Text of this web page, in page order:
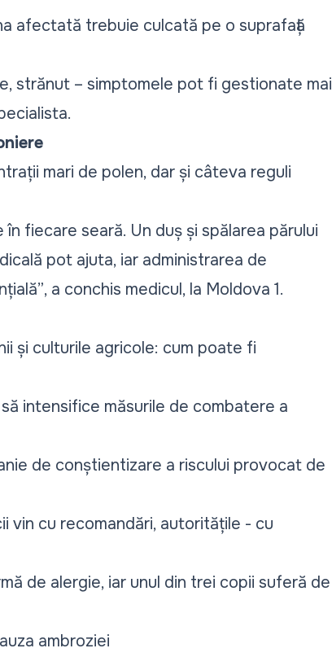
afectată trebuie culcată pe o suprafață
strănut – simptomele pot fi gestionate mai
mari de polen, dar și câteva reguli
fiecare seară. Un duș și spălarea părului
pot ajuta, iar administrarea de
, a conchis medicul, la Moldova 1.
și culturile agricole: cum poate fi
intensifice măsurile de combatere a
de conștientizare a riscului provocat de
vin cu recomandări, autoritățile - cu
de alergie, iar unul din trei copii suferă de
ambroziei